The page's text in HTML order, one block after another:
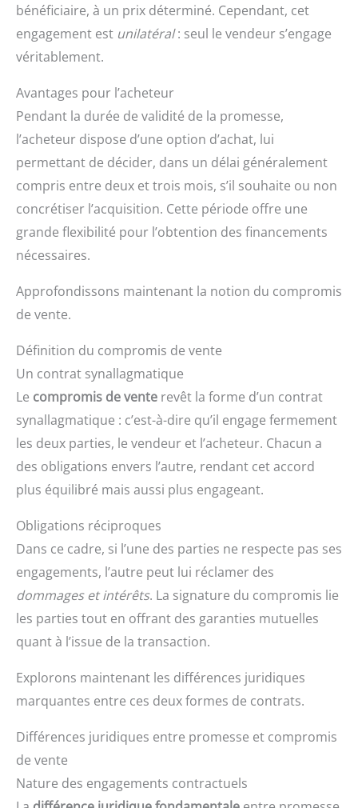
bénéficiaire, à un prix déterminé. Cependant, cet
engagement est unilatéral: seul le vendeur s’engage
véritablement.
Avantages pour l’acheteur
Pendant la durée de validité de la promesse,
l’acheteur dispose d’une option d’achat, lui
permettant de décider, dans un délai généralement
compris entre deux et trois mois, s’il souhaite ou non
concrétiser l’acquisition. Cette période offre une
grande flexibilité pour l’obtention des financements
nécessaires.
Approfondissons maintenant la notion du compromis
de vente.
Définition du compromis de vente
Un contrat synallagmatique
Le compromis de vente revêt la forme d’un contrat
synallagmatique : c’est-à-dire qu’il engage fermement
les deux parties, le vendeur et l’acheteur. Chacun a
des obligations envers l’autre, rendant cet accord
plus équilibré mais aussi plus engageant.
Obligations réciproques
Dans ce cadre, si l’une des parties ne respecte pas ses
engagements, l’autre peut lui réclamer des
dommages et intérêts. La signature du compromis lie
les parties tout en offrant des garanties mutuelles
quant à l’issue de la transaction.
Explorons maintenant les différences juridiques
marquantes entre ces deux formes de contrats.
Différences juridiques entre promesse et compromis
de vente
Nature des engagements contractuels